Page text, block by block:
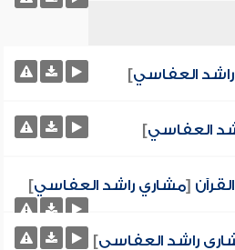
العفاسي]
العفاسي]
[مشاري راشد العفاسي]
راشد العفاسي]